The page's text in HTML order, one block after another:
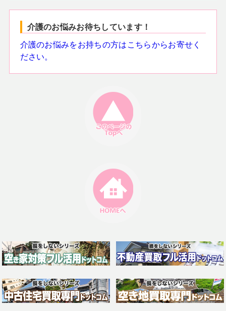
介護のお悩みお待ちしています！
介護のお悩みをお持ちの方はこちらからお寄せく
ださい。